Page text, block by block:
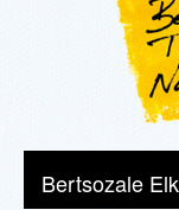
Bertsozale